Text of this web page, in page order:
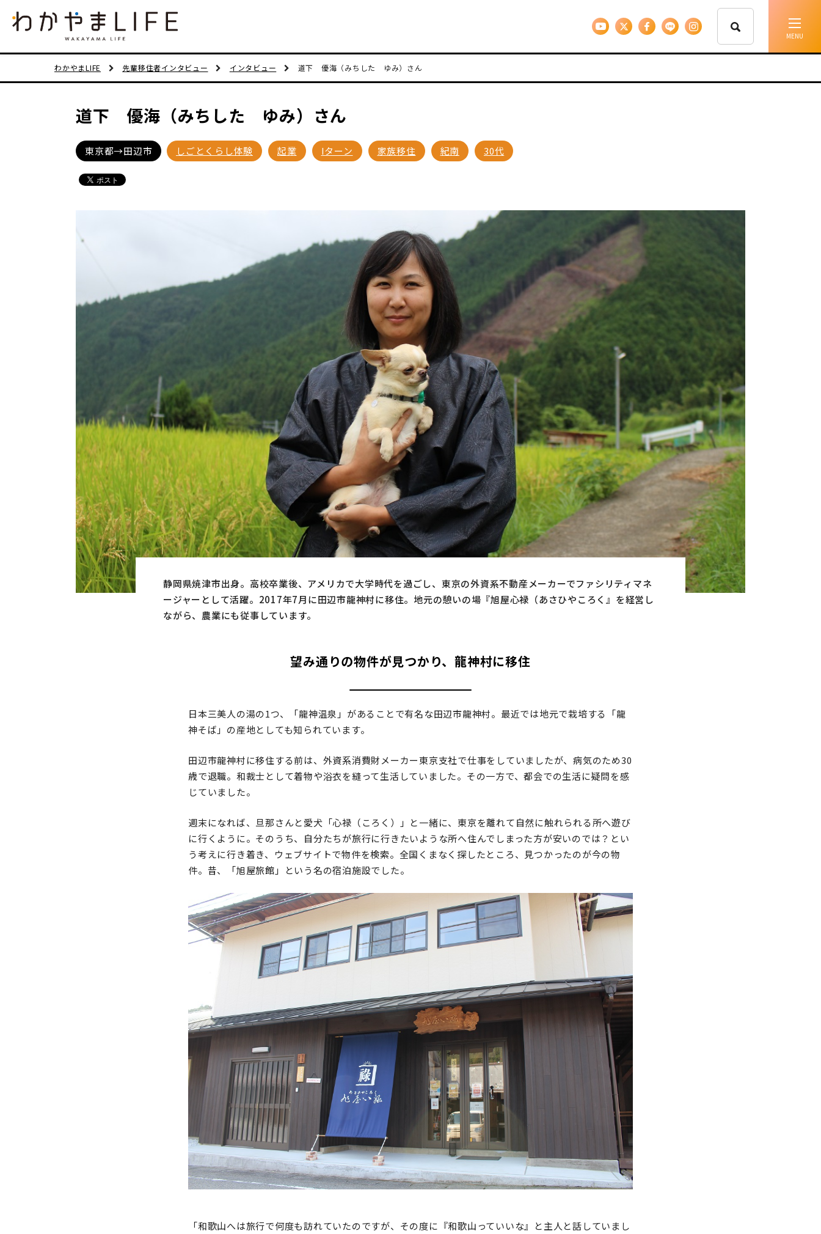
市町村を探す
移住者インタビュー
動画
地域おこし協力隊
わかやまLIFE 先輩移住者インタビュー インタビュー 道下 優海（みちした ゆみ）さん
道下 優海（みちした ゆみ）さん
東京都→田辺市 しごとくらし体験 起業 Iターン 家族移住 紀南 30代
静岡県焼津市出身。高校卒業後、アメリカで大学時代を過ごし、東京の外資系不動産メーカーでファシリティマネ
ージャーとして活躍。2017年7月に田辺市龍神村に移住。地元の憩いの場『旭屋心禄（あさひやころく』を経営し
ながら、農業にも従事しています。
望み通りの物件が見つかり、龍神村に移住
日本三美人の湯の1つ、「龍神温泉」があることで有名な田辺市龍神村。最近では地元で栽培する「龍
神そば」の産地としても知られています。
田辺市龍神村に移住する前は、外資系消費財メーカー東京支社で仕事をしていましたが、病気のため30
歳で退職。和裁士として着物や浴衣を縫って生活していました。その一方で、都会での生活に疑問を感
じていました。
週末になれば、旦那さんと愛犬「心禄（ころく）」と一緒に、東京を離れて自然に触れられる所へ遊び
に行くように。そのうち、自分たちが旅行に行きたいような所へ住んでしまった方が安いのでは？とい
う考えに行き着き、ウェブサイトで物件を検索。全国くまなく探したところ、見つかったのが今の物
件。昔、「旭屋旅館」という名の宿泊施設でした。
「和歌山へは旅行で何度も訪れていたのですが、その度に『和歌山っていいな』と主人と話していまし